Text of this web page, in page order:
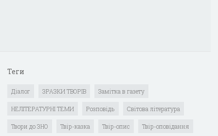
Теги
Діалог ЗРАЗКИ ТВОРІВ Замітка в газету
НЕЛІТЕРАТУРНІ ТЕМИ Розповідь Світова література
Твори до ЗНО Твір-казка Твір-опис Твір-оповідання